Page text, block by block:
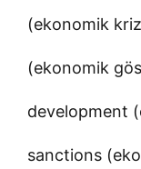
(ekonomik
(ekonomik
development
sanctions